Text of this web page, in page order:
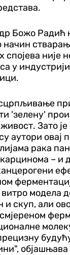
др Божо
начин
спојева није
у
'зелену'
Зато
аутори овај
рака
– и
модела
и скуп, али